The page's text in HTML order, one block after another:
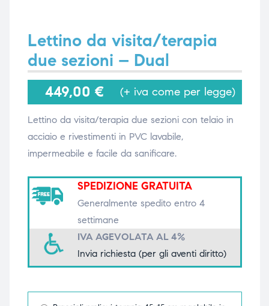
Lettino da visita/terapia
due sezioni – Dual
449,00 € (+ iva come per legge)
Lettino da visita/terapia due sezioni con telaio in
acciaio e rivestimenti in PVC lavabile,
impermeabile e facile da sanificare.
SPEDIZIONE GRATUITA
Generalmente spedito entro 4
settimane
IVA AGEVOLATA AL 4%
Invia richiesta (per gli aventi diritto)